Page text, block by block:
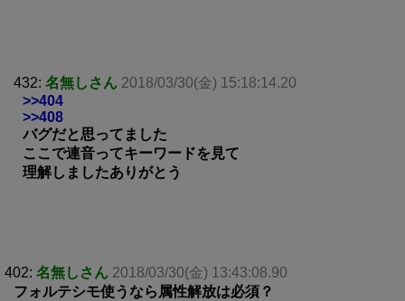
432: 名無しさん 2018/03/30(金) 15:18:14.20
>>404
>>408
バグだと思ってました
ここで連音ってキーワードを見て
理解しましたありがとう
402: 名無しさん 2018/03/30(金) 13:43:08.90
フォルテシモ使うなら属性解放は必須？